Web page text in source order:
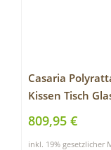
Casaria
Kissen Tisch
Ecklounge
809,95 €
inkl. 19% gesetzlicher